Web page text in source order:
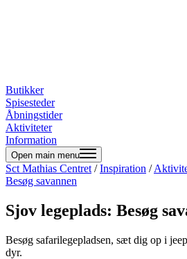
Butikker
Spisesteder
Åbningstider
Aktiviteter
Information
Open main menu
Sct Mathias Centret /Inspiration /
Besøg savannen
Sjov legeplads: Besøg
Besøg safarilegepladsen, sæt dig op i
dyr.